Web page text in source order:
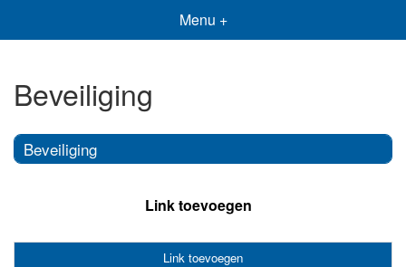
Menu +
Beveiliging
Beveiliging
Link toevoegen
Link toevoegen